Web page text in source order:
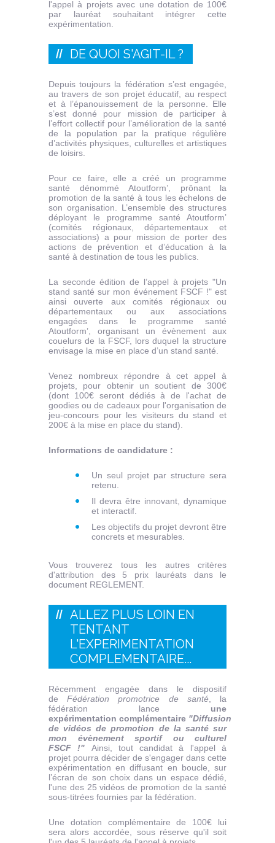
l'appel à projets avec une dotation de 100€
par lauréat souhaitant intégrer cette
expérimentation.
DE QUOI S'AGIT-IL ?
Depuis toujours la fédération s’est engagée,
au travers de son projet éducatif, au respect
et à l’épanouissement de la personne. Elle
s’est donné pour mission de participer à
l’effort collectif pour l’amélioration de la santé
de la population par la pratique régulière
d’activités physiques, culturelles et artistiques
de loisirs.
Pour ce faire, elle a créé un programme
santé dénommé Atoutform’, prônant la
promotion de la santé à tous les échelons de
son organisation. L’ensemble des structures
déployant le programme santé Atoutform’
(comités régionaux, départementaux et
associations) a pour mission de porter des
actions de prévention et d’éducation à la
santé à destination de tous les publics.
La seconde édition de l’appel à projets "Un
stand santé sur mon événement FSCF !" est
ainsi ouverte aux comités régionaux ou
départementaux ou aux associations
engagées dans le programme santé
Atoutform’, organisant un évènement aux
couelurs de la FSCF, lors duquel la structure
envisage la mise en place d’un stand santé.
Venez nombreux répondre à cet appel à
projets, pour obtenir un soutient de 300€
(dont 100€ seront dédiés à de l'achat de
goodies ou de cadeaux pour l'organisation de
jeu-concours pour les visiteurs du stand et
200€ à la mise en place du stand).
Informations de candidature :
Un seul projet par structure sera
retenu.
Il devra être innovant, dynamique
et interactif.
Les objectifs du projet devront être
concrets et mesurables.
Vous trouverez tous les autres critères
d'attribution des 5 prix lauréats dans le
document REGLEMENT.
ALLEZ PLUS LOIN EN
TENTANT
L'EXPERIMENTATION
COMPLEMENTAIRE...
Récemment engagée dans le dispositif
deFédération promotrice de santé, la
fédération lance une
expérimentation complémentaire "Diffusion
de vidéos de promotion de la santé sur
mon évènement sportif ou culturel
FSCF !" Ainsi, tout candidat à l'appel à
projet pourra décider de s'engager dans cette
expérimentation en diffusant en boucle, sur
l’écran de son choix dans un espace dédié,
l'une des 25 vidéos de promotion de la santé
sous-titrées fournies par la fédération.
Une dotation complémentaire de 100€ lui
sera alors accordée, sous réserve qu'il soit